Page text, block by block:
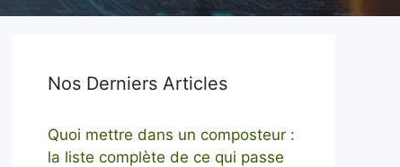
Nos Derniers Articles
Quoi mettre dans un composteur :
la liste complète de ce qui passe